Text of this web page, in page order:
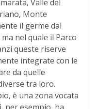
Valle del
Monte
il germe dal
nel quale il Parco
queste riserve
integrate con le
da quelle
tra loro.
è una zona vocata